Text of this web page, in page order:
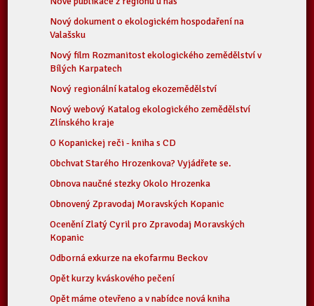
Nový dokument o ekologickém hospodaření na
Valašsku
Nový film Rozmanitost ekologického zemědělství v
Bílých Karpatech
Nový regionální katalog ekozemědělství
Nový webový Katalog ekologického zemědělství
Zlínského kraje
O Kopanickej reči - kniha s CD
Obchvat Starého Hrozenkova? Vyjádřete se.
Obnova naučné stezky Okolo Hrozenka
Obnovený Zpravodaj Moravských Kopanic
Ocenění Zlatý Cyril pro Zpravodaj Moravských
Kopanic
Odborná exkurze na ekofarmu Beckov
Opět kurzy kváskového pečení
Opět máme otevřeno a v nabídce nová kniha